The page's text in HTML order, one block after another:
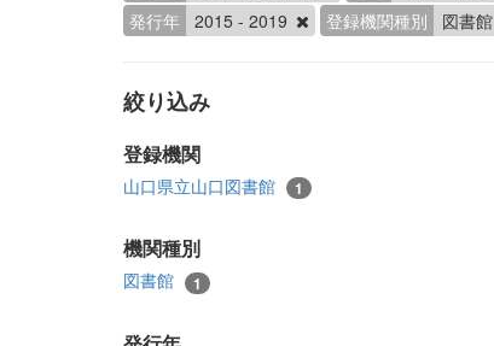
発行年 2015 - 2019 登録機関種別 図書館
絞り込み
登録機関
山口県立山口図書館 1
機関種別
図書館 1